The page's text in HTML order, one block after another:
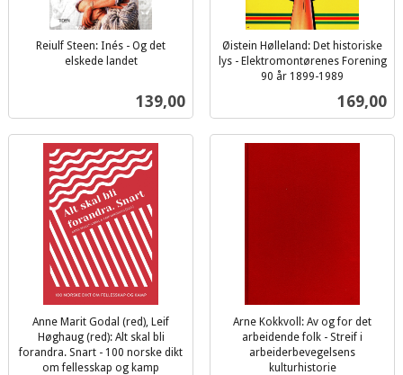
Reiulf Steen: Inés - Og det
elskede landet
Pris
139,00
Øistein Hølleland: Det historiske
lys - Elektromontørenes Forening
90 år 1899-1989
Pris
169,00
Anne Marit Godal (red), Leif
Høghaug (red): Alt skal bli
forandra. Snart - 100 norske dikt
om fellesskap og kamp
Arne Kokkvoll: Av og for det
arbeidende folk - Streif i
arbeiderbevegelsens
kulturhistorie